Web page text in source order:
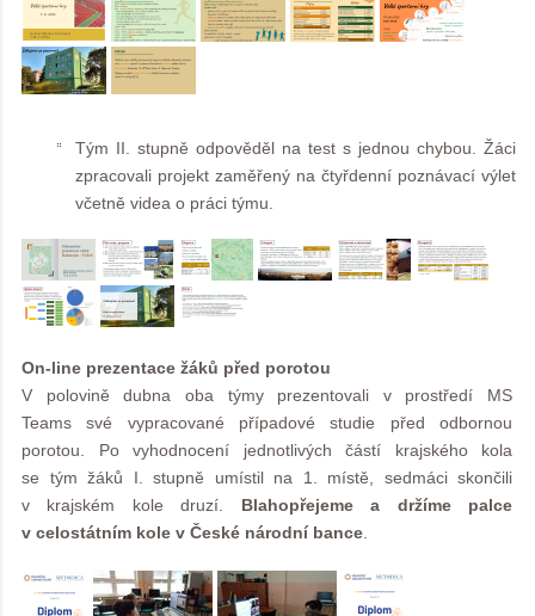
Tým II. stupně odpověděl na test s jednou chybou. Žáci
zpracovali projekt zaměřený na čtyřdenní poznávací výlet
včetně videa o práci týmu.
On-line prezentace žáků před porotou
V polovině dubna oba týmy prezentovali v prostředí MS
Teams své vypracované případové studie před odbornou
porotou. Po vyhodnocení jednotlivých částí krajského kola
se tým žáků I. stupně umístil na 1. místě, sedmáci skončili
v krajském kole druzí.
Blahopřejeme a držíme palce
v celostátním kole v České národní bance